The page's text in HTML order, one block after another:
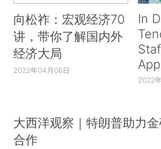
向松祚：宏观经济70
讲，带你了解国内外
经济大局
2022年04月06日
In
2022
大西洋观察｜特朗普助力
合作